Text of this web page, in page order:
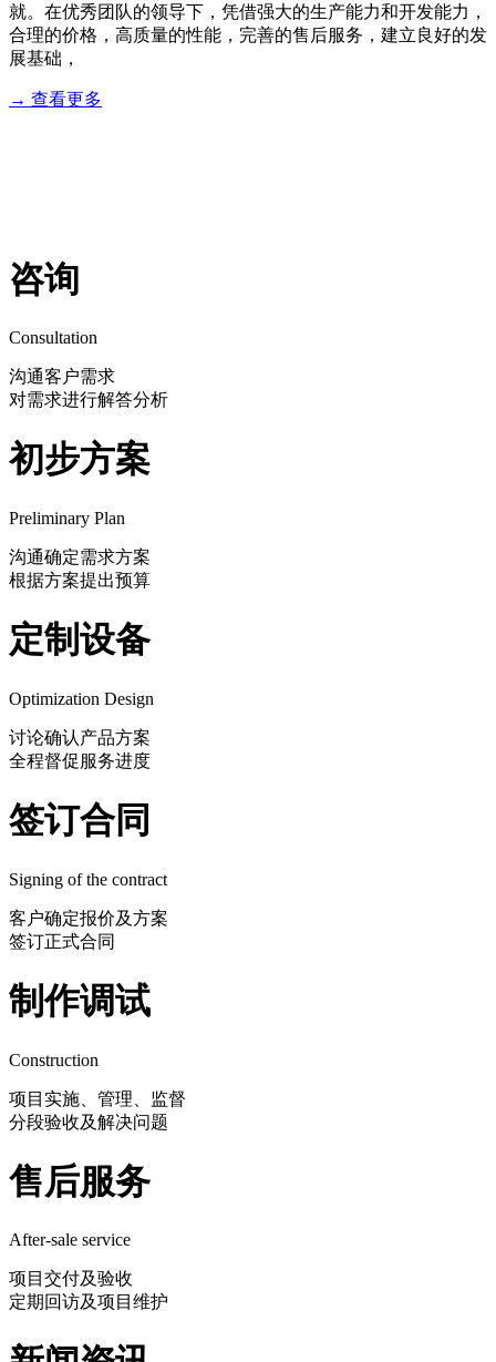
就。在优秀团队的领导下，凭借强大的生产能力和开发能力，
合理的价格，高质量的性能，完善的售后服务，建立良好的发
展基础，
→ 查看更多
咨询
Consultation
沟通客户需求
对需求进行解答分析
初步方案
Preliminary Plan
沟通确定需求方案
根据方案提出预算
定制设备
Optimization Design
讨论确认产品方案
全程督促服务进度
签订合同
Signing of the contract
客户确定报价及方案
签订正式合同
制作调试
Construction
项目实施、管理、监督
分段验收及解决问题
售后服务
After-sale service
项目交付及验收
定期回访及项目维护